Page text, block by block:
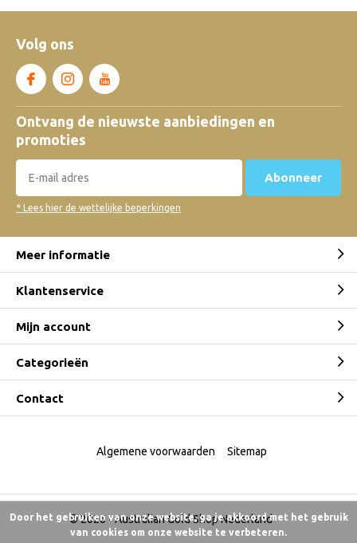
Volg ons
Ontvang de nieuwste aanbiedingen en
promoties
Abonneer
* Lees hier de wettelijke beperkingen
Meer informatie
Klantenservice
Mijn account
Categorieën
Contact
© 2026 -Australian Gold Shop Nederland
Algemene voorwaarden Sitemap
Door het gebruiken van onze website, ga je akkoord met het gebruik
van cookies om onze website te verbeteren.